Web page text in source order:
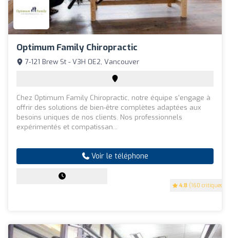
Optimum Family Chiropractic
4.8 (160 critiques)
7-121 Brew St - V3H 0E2, Vancouver
Chez Optimum Family Chiropractic, notre équipe s'engage à
offrir des solutions de bien-être complètes adaptées aux
besoins uniques de nos clients. Nos professionnels
expérimentés et compatissan...
Voir le téléphone